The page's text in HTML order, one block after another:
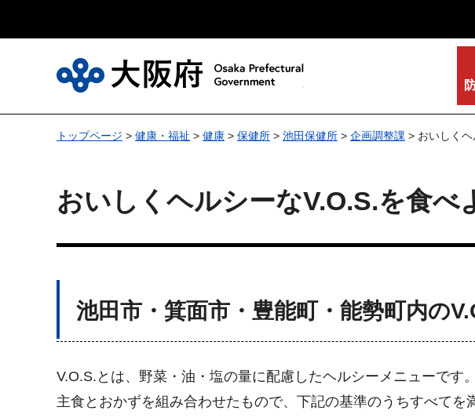
トップページ > 健康・福祉 > 健康 > 保健所 > 池田保健所 > 企画調整課 > おいしくヘ
おいしくヘルシーなV.O.S.を食べ
池田市・箕面市・豊能町・能勢町内の
V.O.S.とは、野菜・油・塩の量に配慮したヘルシーメニューです。
主食とおかずを組み合わせたもので、下記の基準のうちすべて